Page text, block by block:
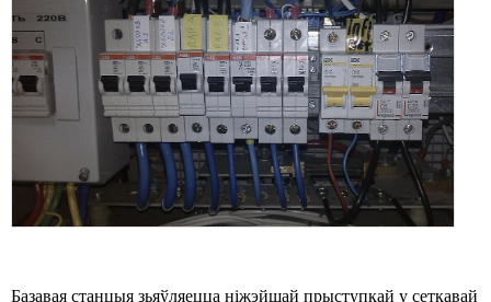
Базавая станцыя зьяўляецца ніжэйшай прыступкай у сеткавай